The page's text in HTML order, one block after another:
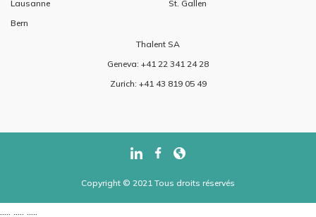
Lausanne
Bern
St. Gallen
Thalent SA
Geneva: +41 22 341 24 28
Zurich: +41 43 819 05 49
Copyright © 2021 Tous droits réservés
..... ..... .....